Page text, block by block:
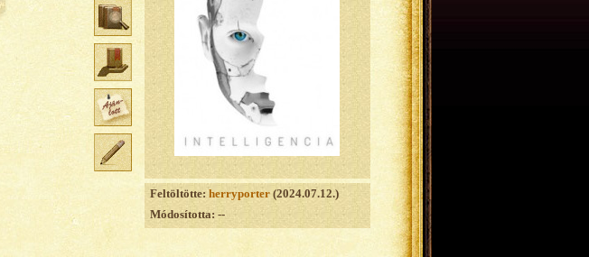
Feltöltötte: herryporter(2024.07.12.)
Módosította: --